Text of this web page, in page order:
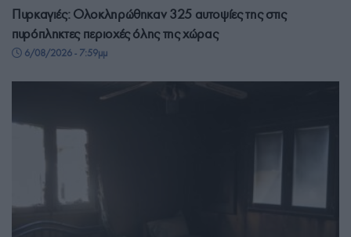
Πυρκαγιές: Ολοκληρώθηκαν 325 αυτοψίες της στις
πυρόπληκτες περιοχές όλης της χώρας
6/08/2026 - 7:59μμ